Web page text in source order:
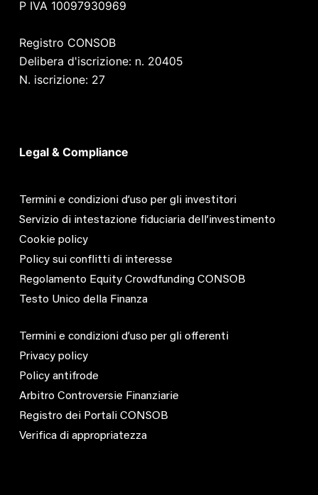
P IVA 10097930969
Registro CONSOB
Delibera d'iscrizione: n. 20405
N. iscrizione: 27
Legal & Compliance
Termini e condizioni d’uso per gli investitori
Servizio di intestazione fiduciaria dell’investimento
Cookie policy
Policy sui conflitti di interesse
Regolamento Equity Crowdfunding CONSOB
Testo Unico della Finanza
Termini e condizioni d’uso per gli offerenti
Privacy policy
Policy antifrode
Arbitro Controversie Finanziarie
Registro dei Portali CONSOB
Verifica di appropriatezza